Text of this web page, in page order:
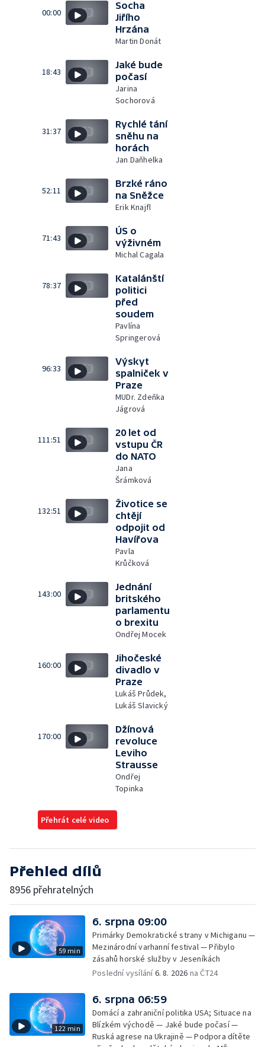
00:00
Socha
Jiřího
Hrzána
Martin Donát
18:43
Jaké bude
počasí
Jarina
Sochorová
31:37
Rychlé tání
sněhu na
horách
Jan Daňhelka
52:11
Brzké ráno
na Sněžce
Erik Knajfl
71:43
ÚS o
výživném
Michal Cagala
78:37
Katalánští
politici
před
soudem
Pavlína
Springerová
96:33
Výskyt
spalniček v
Praze
MUDr. Zdeňka
Jágrová
111:51
20 let od
vstupu ČR
do NATO
Jana
Šrámková
132:51
Životice se
chtějí
odpojit od
Havířova
Pavla
Krůčková
143:00
Jednání
britského
parlamentu
o brexitu
Ondřej Mocek
160:00
Jihočeské
divadlo v
Praze
Lukáš Průdek,
Lukáš Slavický
170:00
Džínová
revoluce
Leviho
Strausse
Ondřej
Topinka
Přehrát celé video
Přehled dílů
8956 přehratelných
59 min
6. srpna 09:00
Primárky Demokratické strany v Michiganu —
Mezinárodní varhanní festival — Přibylo
zásahů horské služby v Jeseníkách
Poslední vysílání6. 8. 2026 na ČT24
122 min
6. srpna 06:59
Domácí a zahraniční politika USA; Situace na
Blízkém východě — Jaké bude počasí —
Ruská agrese na Ukrajině — Podpora dítěte